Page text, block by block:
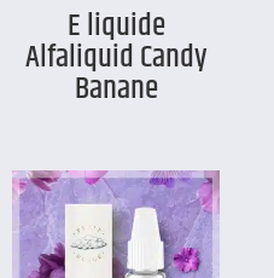
E liquide
Alfaliquid Candy
Banane